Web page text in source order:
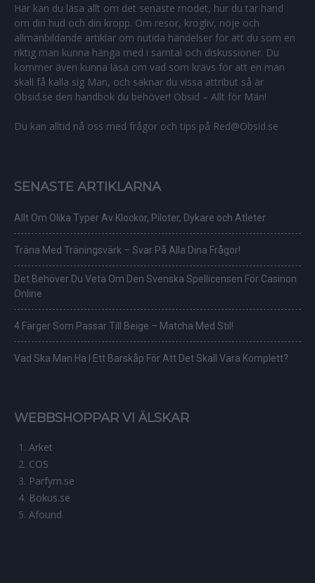
Här kan du läsa allt om det senaste modet, hur du tar hand
om din hud och din kropp. Om resor, krogliv, nöje och
allmänbildande artiklar om nutida händelser för att du som en
riktig man kunna hänga med i samtal och diskussioner. Du
kommer även kunna läsa om vad som krävs för att en man
skall få kalla sig Man, och saknar du vissa attribut så är
Obsid.se den handbok du behöver! Obsid – Allt för Män!
Du kan alltid nå oss med frågor och tips på Red@Obsid.se
SENASTE ARTIKLARNA
Allt Om Olika Typer Av Klockor, Piloter, Dykare och Atleter
Träna Med Träningsvärk – Svar På Alla Dina Frågor!
Det Behöver Du Veta Om Den Svenska Spellicensen För Casinon
Online
4 Färger Som Passar Till Beige – Matcha Med Stil!
Vad Ska Man Ha I Ett Barskåp För Att Det Skall Vara Komplett?
WEBBSHOPPAR VI ÄLSKAR
Arket
COS
Parfym.se
Bokus.se
Afound